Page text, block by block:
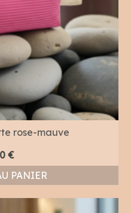
rose-mauve
€
PANIER